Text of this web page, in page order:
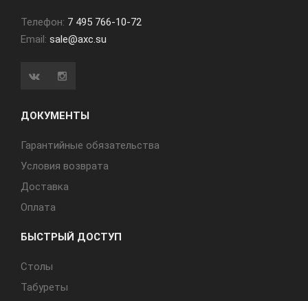
Телефон: 7 495 766-10-72
Email: sale@axc.su
ДОКУМЕНТЫ
Гарантийные обязательства
Условия возврата
Доставка
Оплата
БЫСТРЫЙ ДОСТУП
Cтолы
Табуреты